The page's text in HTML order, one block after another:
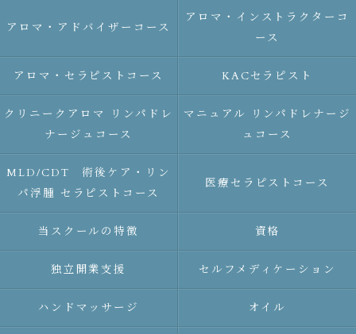
アロマ・アドバイザーコース
アロマ・インストラクターコ
ース
アロマ・セラピストコース KACセラピスト
クリニークアロマ リンパドレ
ナージュコース
マニュアル リンパドレナージ
ュコース
MLD/CDT 術後ケア・リン
パ浮腫 セラピストコース
医療セラピストコース
当スクールの特徴 資格
独立開業支援 セルフメディケーション
ハンドマッサージ オイル